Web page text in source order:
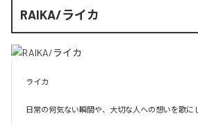
RAIKA/ライカ
ライカ
日常の何気ない瞬間や、大切な人への想いを歌に